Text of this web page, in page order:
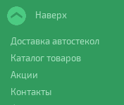
Наверх
Доставка автостекол
Каталог товаров
Акции
Контакты